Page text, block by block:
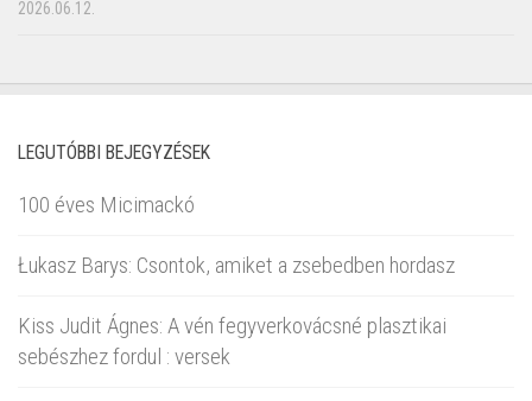
2026.06.12.
LEGUTÓBBI BEJEGYZÉSEK
100 éves Micimackó
Łukasz Barys: Csontok, amiket a zsebedben hordasz
Kiss Judit Ágnes: A vén fegyverkovácsné plasztikai
sebészhez fordul : versek